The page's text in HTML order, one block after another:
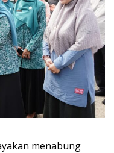
menabung